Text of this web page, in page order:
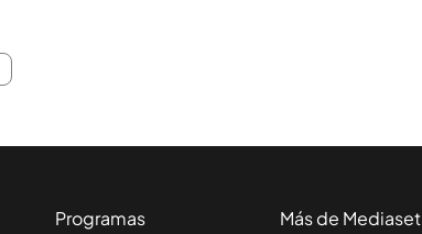
Programas Más de Mediaset